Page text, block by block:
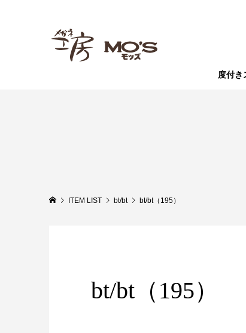
度付き
ITEM LIST bt/bt bt/bt（195）
bt/bt（195）